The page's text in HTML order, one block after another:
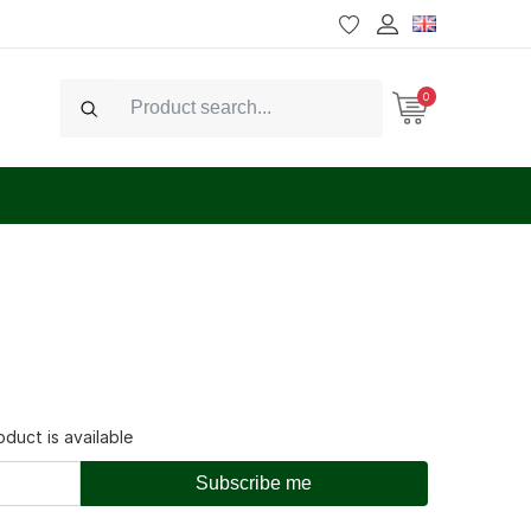
Search
0
is available
Subscribe me